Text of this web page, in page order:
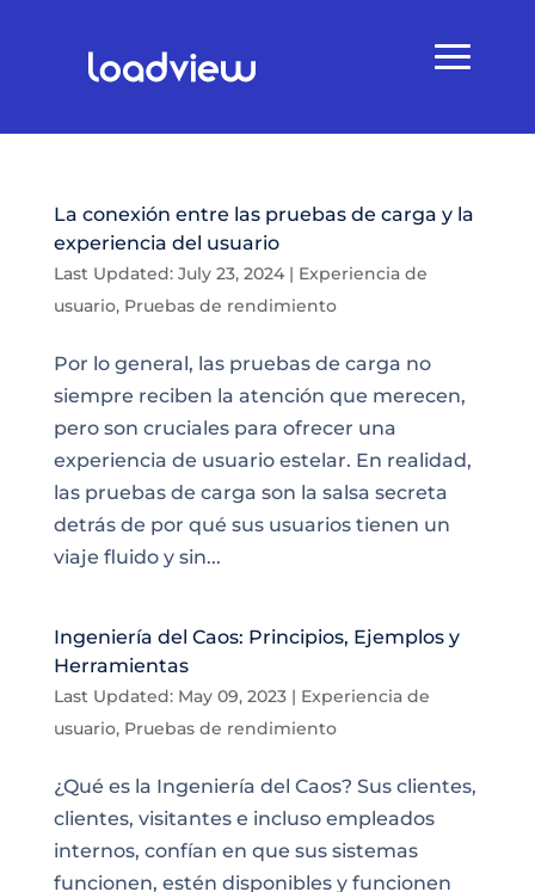
La conexión entre las pruebas de carga y la
experiencia del usuario
Last Updated: July 23, 2024| Experiencia de
usuario, Pruebas de rendimiento
Por lo general, las pruebas de carga no
siempre reciben la atención que merecen,
pero son cruciales para ofrecer una
experiencia de usuario estelar. En realidad,
las pruebas de carga son la salsa secreta
detrás de por qué sus usuarios tienen un
viaje fluido y sin...
Ingeniería del Caos: Principios, Ejemplos y
Herramientas
Last Updated: May 09, 2023| Experiencia de
usuario, Pruebas de rendimiento
¿Qué es la Ingeniería del Caos? Sus clientes,
clientes, visitantes e incluso empleados
internos, confían en que sus sistemas
funcionen, estén disponibles y funcionen